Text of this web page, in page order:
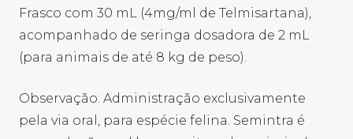
Frasco com 30 mL (4mg/ml de Telmisartana),
acompanhado de seringa dosadora de 2 mL
(para animais de até 8 kg de peso).
​Observação: Administração exclusivamente
pela via oral, para espécie felina. Semintra é